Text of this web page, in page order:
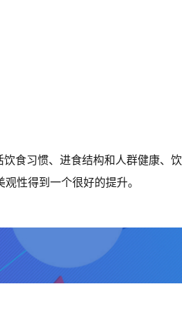
食习惯、进食结构和人群健康、饮
性得到一个很好的提升。